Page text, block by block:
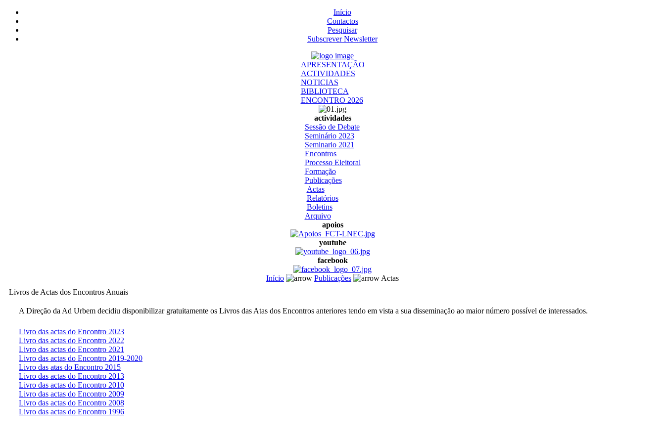
Início
Contactos
Pesquisar
Subscrever Newsletter
APRESENTAÇÃO
ACTIVIDADES
NOTICIAS
BIBLIOTECA
ENCONTRO 2026
actividades
Sessão de Debate
Seminário 2023
Seminario 2021
Encontros
Processo Eleitoral
Formação
Publicações
Actas
Relatórios
Boletins
Arquivo
apoios
youtube
facebook
Início Publicações
Actas
Livros de Actas dos Encontros Anuais
A Direção da Ad Urbem decidiu disponibilizar gratuitamente os Livros das Atas dos Encontros anteriores tendo em vista a sua disseminação ao maior número possível de interessados.
Livro das actas do Encontro 2023
Livro das actas do Encontro 2022
Livro das actas do Encontro 2021
Livro das actas do Encontro 2019-2020
Livro das atas do Encontro 2015
Livro das actas do Encontro 2013
Livro das actas do Encontro 2010
Livro das actas do Encontro 2009
Livro das actas do Encontro 2008
Livro das actas do Encontro 1996